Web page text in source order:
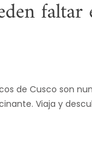
de Cusco son
Viaja y